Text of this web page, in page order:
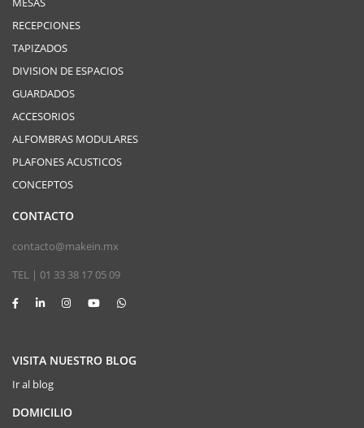
RECEPCIONES
TAPIZADOS
DIVISION DE ESPACIOS
GUARDADOS
ACCESORIOS
ALFOMBRAS MODULARES
PLAFONES ACUSTICOS
CONCEPTOS
CONTACTO
contacto@makein.mx
TEL | 01 33 38 17 05 09
VISITA NUESTRO BLOG
Ir al blog
DOMICILIO